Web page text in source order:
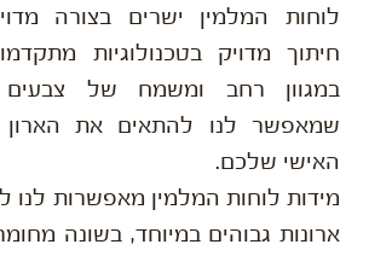
לוחות המלמין ישרים בצורה
חיתוך מדויק בטכנולוגיות
במגוון רחב ומשמח של צבעים
שמאפשר לנו להתאים את הארון
האישי שלכם.
מידות לוחות המלמין מאפשרות לנו
ארונות גבוהים במיוחד, בשונה